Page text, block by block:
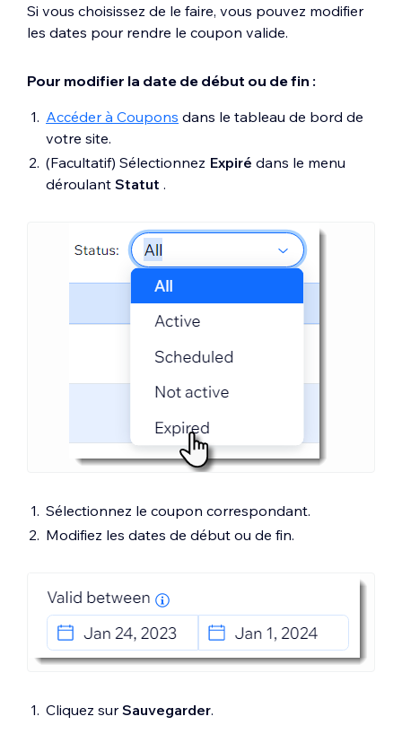
Si vous choisissez de le faire, vous pouvez modifier
les dates pour rendre le coupon valide.
Pour modifier la date de début ou de fin :
Accéder à Coupons dans le tableau de bord de
votre site.
(Facultatif) Sélectionnez Expiré dans le menu
déroulant Statut .
Sélectionnez le coupon correspondant.
Modifiez les dates de début ou de fin.
Cliquez surSauvegarder.